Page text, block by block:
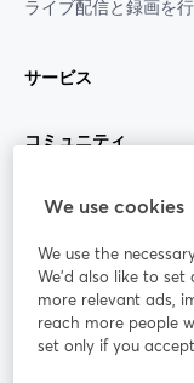
ライブ配信と録画を
サービス
コミュニティ
StreamYard：
参加する
ライ
ンセ
We use cookies
We use the
We'd also like to set
more relevant ads,
reach more people
set only if you